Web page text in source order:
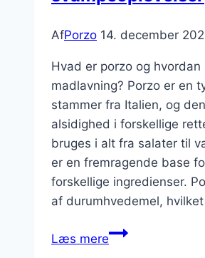
AfPorzo 14. december
Hvad er porzo og
madlavning? Porzo er en
stammer fra Italien, og
alsidighed i forskellige
bruges i alt fra salater til
er en fremragende base
forskellige ingredienser.
af durumhvedemel,
Læs merePorzo